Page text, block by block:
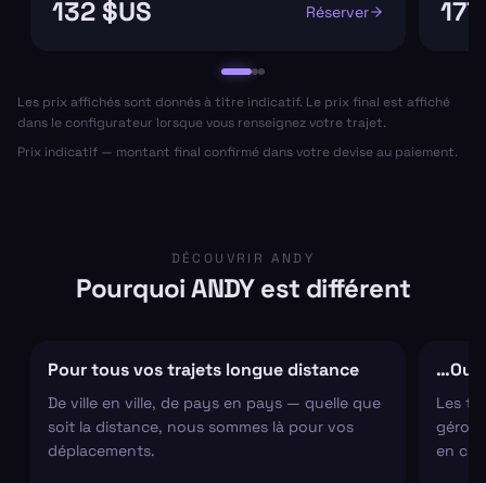
132 $US Réserver
Les prix affichés sont donnés à titre indicatif. Le prix final est affiché
dans le configurateur lorsque vous renseignez votre trajet.
Prix indicatif — montant final confirmé dans votre devise au paiement.
DÉCOUVRIR ANDY
Pourquoi ANDY est différent
Pour tous vos trajets longue distance
De ville en ville, de pays en pays — quelle que
soit la distance, nous sommes là pour vos
déplacements.
…Ou
Les
en